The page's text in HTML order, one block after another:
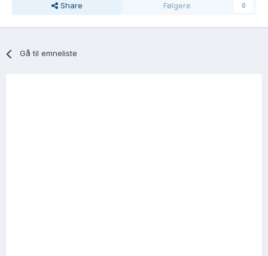
Share Følgere 0
Gå til emneliste